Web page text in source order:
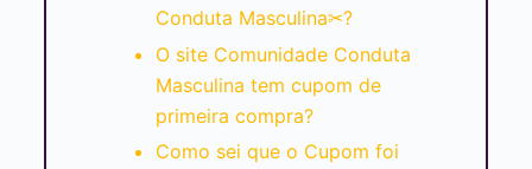
Conduta Masculina✂?
O site Comunidade Conduta
Masculina tem cupom de
primeira compra?
Como sei que o Cupom foi